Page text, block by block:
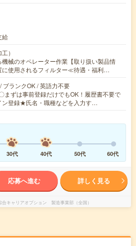
給
）
械のオペレーター作業【取り扱い製品情
に使用されるフィルター≪待遇・福利…
ブランクOK / 英語力不要
まずは事前登録だけでもOK！履歴書不要で
ン登録★氏名・職種などを入力す…
30代 40代 50代 60代
応募へ進む 詳しく見る
合キャリアオプション 製造事業部（全国）